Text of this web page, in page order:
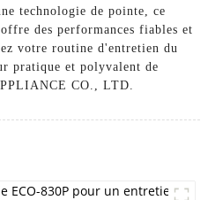
technologie de pointe, ce
des performances fiables et
votre routine d'entretien du
pratique et polyvalent de
CO., LTD.